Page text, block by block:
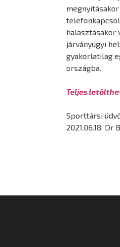
halasztásakor
járványügyi
gyakorlatilag
országba.
Teljes
Sporttársi
2021.06.18. Dr